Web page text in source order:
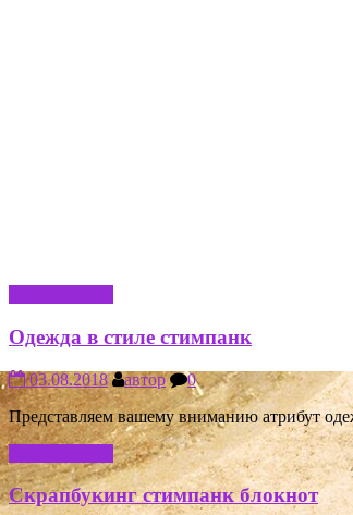
Одежда в стиле стимпанк
03.08.2018 автор
0
Представляем вашему вниманию атрибут
Скрапбукинг стимпанк блокнот